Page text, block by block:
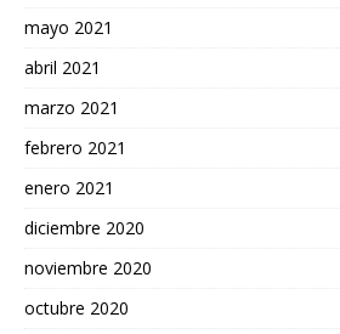
mayo 2021
abril 2021
marzo 2021
febrero 2021
enero 2021
diciembre 2020
noviembre 2020
octubre 2020